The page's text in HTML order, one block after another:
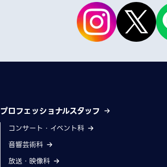
プロフェッショナルスタッフ
コンサート・イベント科
音響芸術科
放送・映像科